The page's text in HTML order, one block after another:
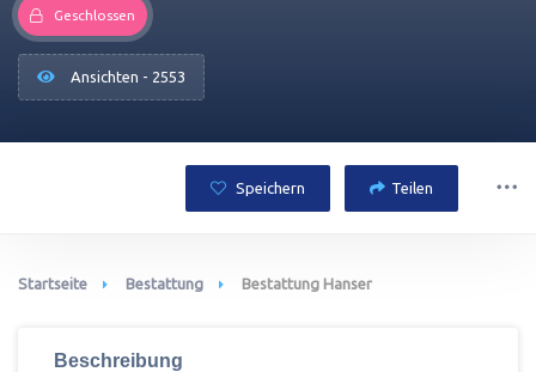
Geschlossen
Ansichten - 2553
Speichern Teilen
Startseite Bestattung Bestattung Hanser
Beschreibung